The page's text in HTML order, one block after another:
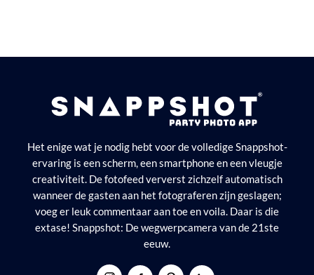
Het enige wat je nodig hebt voor de volledige Snappshot-
ervaring is een scherm, een smartphone en een vleugje
creativiteit. De fotofeed ververst zichzelf automatisch
wanneer de gasten aan het fotograferen zijn geslagen;
voeg er leuk commentaar aan toe en voila. Daar is die
extase! Snappshot: De wegwerpcamera van de 21ste
eeuw.